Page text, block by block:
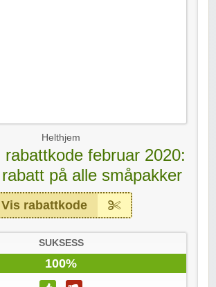
Helthjem
rabattkode februar 2020:
på alle småpakker
Vis rabattkode
SUKSESS
100%